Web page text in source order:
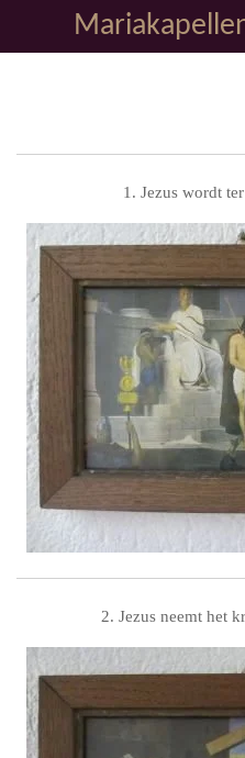
direct
1. Jezus wordt
2. Jezus neemt het